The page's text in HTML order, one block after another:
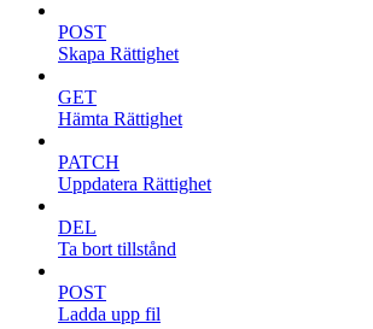
POST
Skapa Rättighet
GET
Hämta Rättighet
PATCH
Uppdatera Rättighet
DEL
Ta bort tillstånd
POST
Ladda upp fil